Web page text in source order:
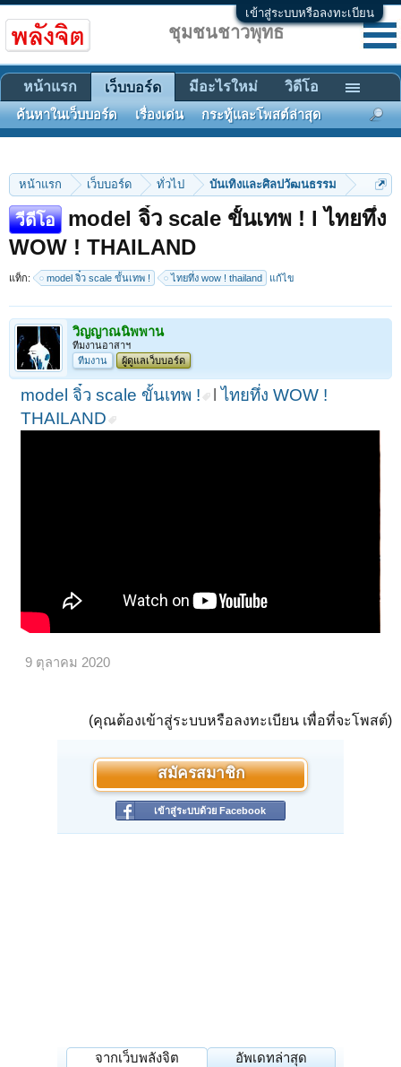
เข้าสู่ระบบหรือลงทะเบียน
หน้าแรก เว็บบอร์ด ทั่วไป บันเทิงและศิลปวัฒนธรรม
วีดีโอ
model จิ๋ว scale ขั้นเทพ ! l ไทยทึ่ง
WOW ! THAILAND
แท็ก: model จิ๋ว scale ขั้นเทพ ! ไทยทึ่ง wow ! thailand แก้ไข
วิญญาณนิพพาน
ทีมงานอาสาฯ
ทีมงาน
ผู้ดูแลเว็บบอร์ด
model จิ๋ว scale ขั้นเทพ ! lไทยทึ่ง WOW !
THAILAND
9 ตุลาคม 2020
(คุณต้องเข้าสู่ระบบหรือลงทะเบียน เพื่อที่จะโพสต์)
สมัครสมาชิก
เข้าสู่ระบบด้วย Facebook
จากเว็บพลังจิต อัพเดทล่าสุด
ชุมชนชาวพุทธ
หน้าแรก เว็บบอร์ด
ค้นหาในเว็บบอร์ด เรื่องเด่น กระทู้และโพสต์ล่าสุด
มีอะไรใหม่ วิดีโอ